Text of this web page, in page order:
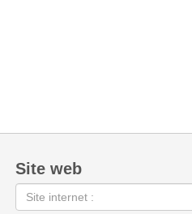
Site web